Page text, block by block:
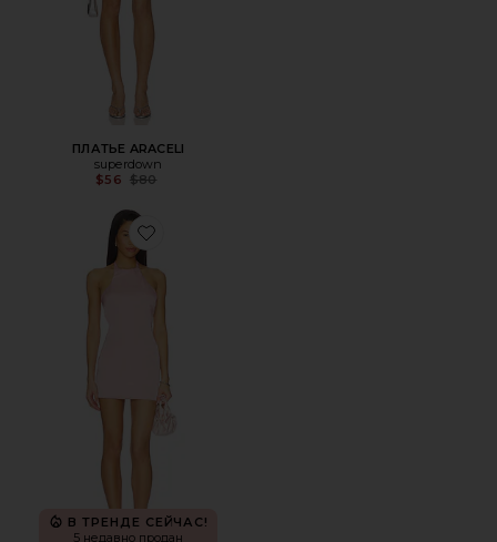
ПЛАТЬЕ ARACELI
superdown
$56 Previous price:
$80
Favorite ПЛАТЬЕ VALKYRIE
В ТРЕНДЕ СЕЙЧАС!
5 недавно продан